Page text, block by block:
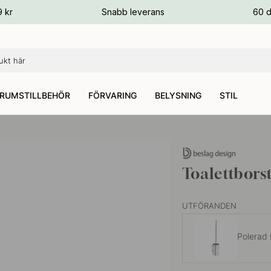
kr Snabb leverans 60
FÖRVARING BELYSNING STIL
UTFÖRANDEN
Polerad